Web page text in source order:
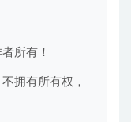
所有！
拥有所有权，